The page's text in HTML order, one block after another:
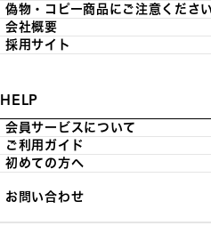
偽物・コピー商品にご注意くださ
会社概要
採用サイト
HELP
会員サービスについて
ご利用ガイド
初めての方へ
お問い合わせ